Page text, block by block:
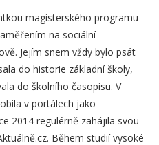
magisterského programu
na sociální
Jejím snem vždy bylo psát
do historie základní školy,
do školního časopisu. V
v portálech jako
2014 regulérně zahájila svou
Během studií vysoké